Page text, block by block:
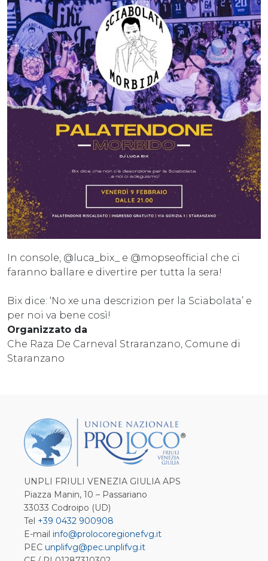
In console, @luca_bix_ e @mopseofficial che ci
faranno ballare e divertire per tutta la sera!
Bix dice: ‘No xe una descrizion per la Sciabolata’ e
per noi va bene così!
Organizzato da
Che Raza De Carneval Straranzano, Comune di
Staranzano
UNPLI FRIULI VENEZIA GIULIA APS
Piazza Manin, 10 – Passariano
33033 Codroipo (UD)
Tel +39 0432 900908
E-mail info@prolocoregionefvg.it
PEC unplifvg@pec.unplifvg.it